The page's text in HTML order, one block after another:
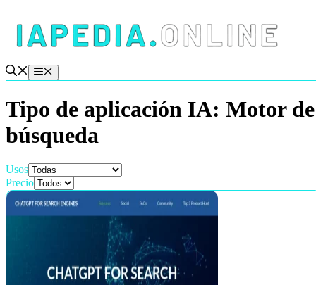
contenido
Menú
Tipo de aplicación IA: Motor de
búsqueda
Usos
Precio